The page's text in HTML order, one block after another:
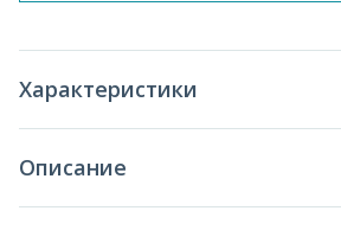
Характеристики
Описание